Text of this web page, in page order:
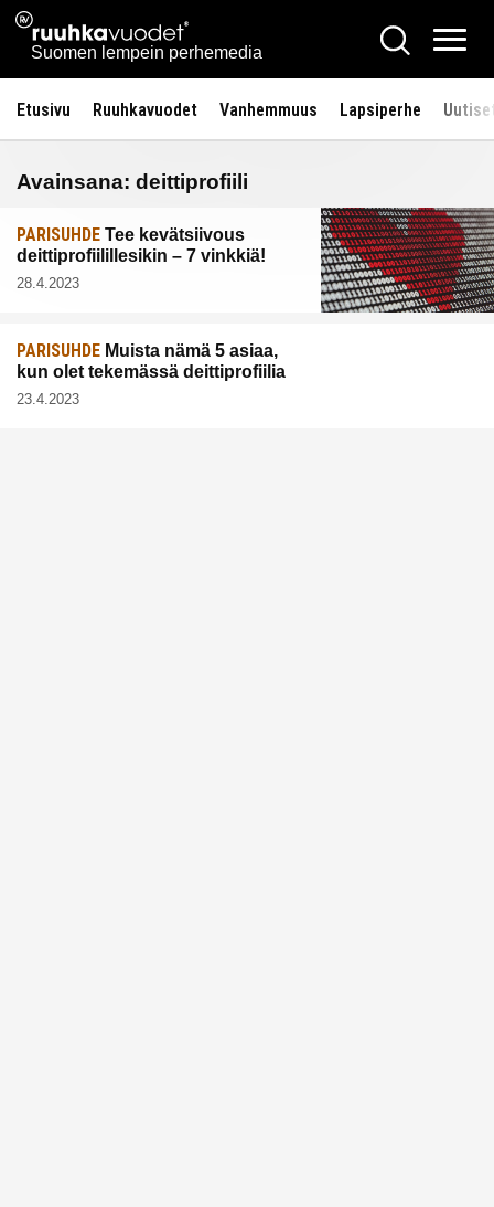
Siirry
sisältöön
Ruuhkavuodet.fi
Suomen lempein perhemedia
Hae
Etusivu Ruuhkavuodet Vanhemmuus Lapsiperhe
Avainsana: deittiprofiili
PARISUHDE Tee kevätsiivous
deittiprofiilillesikin – 7 vinkkiä!
28.4.2023
PARISUHDE Muista nämä 5 asiaa,
kun olet tekemässä deittiprofiilia
23.4.2023